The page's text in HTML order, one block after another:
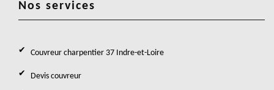
Nos services
Couvreur charpentier 37 Indre-et-Loire
Devis couvreur